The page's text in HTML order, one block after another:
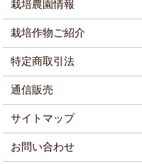
栽培農園情報
栽培作物ご紹介
特定商取引法
通信販売
サイトマップ
お問い合わせ